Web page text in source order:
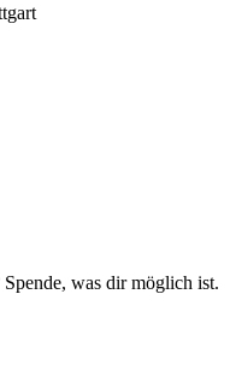
was dir möglich ist.